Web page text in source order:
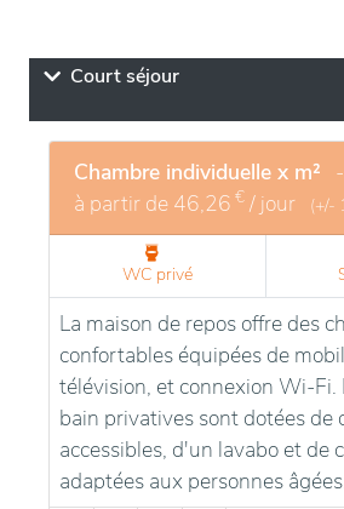
Court séjour
Chambre individuelle x m²
à partir de 46,26 € / jour (+/-
WC privé
La maison de repos offre des
confortables équipées de
télévision, et connexion Wi-Fi.
bain privatives sont dotées de
accessibles, d'un lavabo et de
adaptées aux personnes